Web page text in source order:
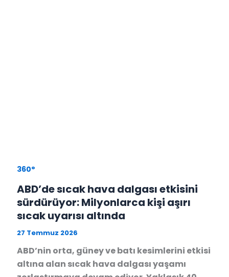
360°
ABD’de sıcak hava dalgası etkisini
sürdürüyor: Milyonlarca kişi aşırı
sıcak uyarısı altında
27 Temmuz 2026
ABD’nin orta, güney ve batı kesimlerini etkisi
altına alan sıcak hava dalgası yaşamı